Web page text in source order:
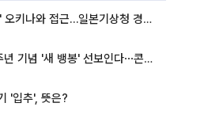
태풍 '돌핀' 오키나와 접근…일본기상청 경로 업데이트
빅뱅, 20주년 기념 '새 뱅봉' 선보인다⋯콘서트 앞두고 팝업 개최
'입추', 뜻은?